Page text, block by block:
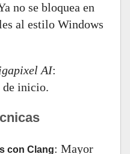
no se bloquea en
al estilo Windows
AI:
de inicio.
con Clang: Mayor